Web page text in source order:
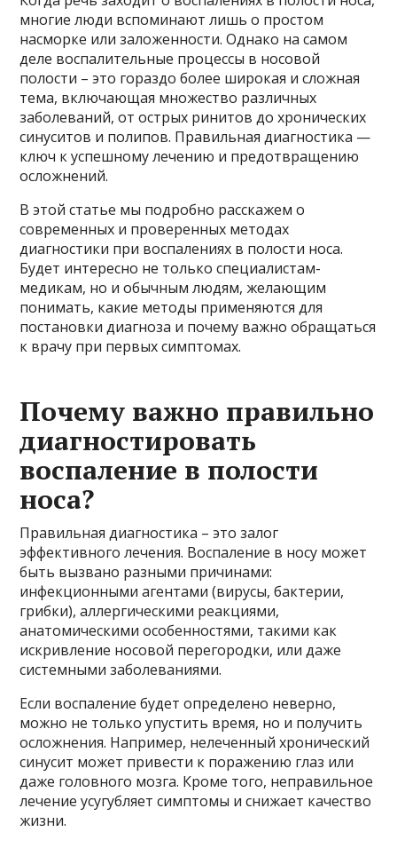
многие люди вспоминают лишь о простом
насморке или заложенности. Однако на самом
деле воспалительные процессы в носовой
полости – это гораздо более широкая и сложная
тема, включающая множество различных
заболеваний, от острых ринитов до хронических
синуситов и полипов. Правильная диагностика —
ключ к успешному лечению и предотвращению
осложнений.
В этой статье мы подробно расскажем о
современных и проверенных методах
диагностики при воспалениях в полости носа.
Будет интересно не только специалистам-
медикам, но и обычным людям, желающим
понимать, какие методы применяются для
постановки диагноза и почему важно обращаться
к врачу при первых симптомах.
Почему важно правильно
диагностировать
воспаление в полости
носа?
Правильная диагностика – это залог
эффективного лечения. Воспаление в носу может
быть вызвано разными причинами:
инфекционными агентами (вирусы, бактерии,
грибки), аллергическими реакциями,
анатомическими особенностями, такими как
искривление носовой перегородки, или даже
системными заболеваниями.
Если воспаление будет определено неверно,
можно не только упустить время, но и получить
осложнения. Например, нелеченный хронический
синусит может привести к поражению глаз или
даже головного мозга. Кроме того, неправильное
лечение усугубляет симптомы и снижает качество
жизни.